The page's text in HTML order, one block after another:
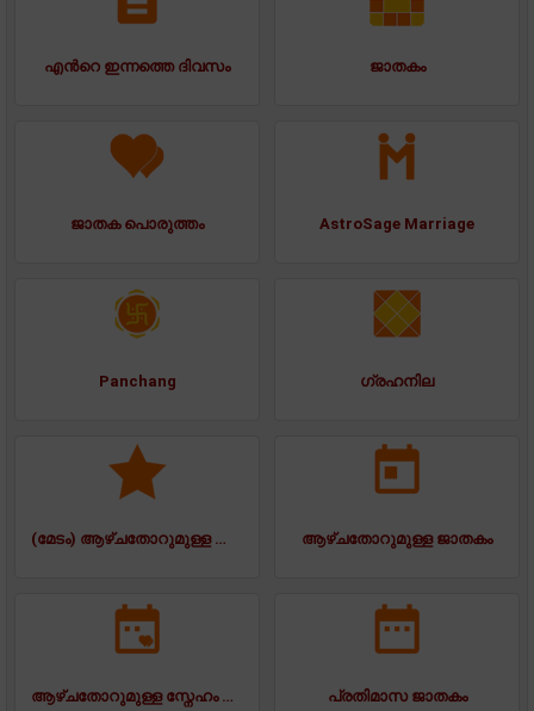
എന്‍റെ ഇന്നത്തെ ദിവസം ജാതകം
ജാതക പൊരുത്തം AstroSage Marriage
Panchang ഗ്രഹനില
(മേടം) ആഴ്ചതോറുമുള്ള ജാതകം ആഴ്ചതോറുമുള്ള ജാതകം
ആഴ്ചതോറുമുള്ള സ്നേഹം ജാതകം പ്രതിമാസ ജാതകം